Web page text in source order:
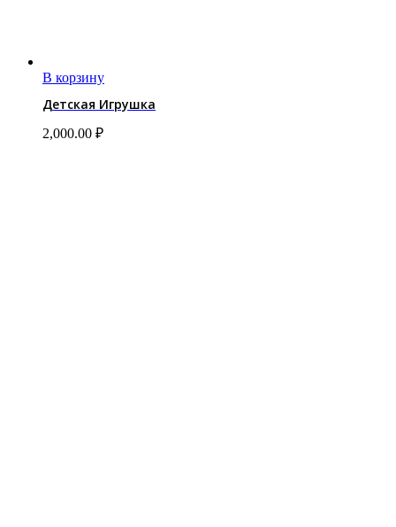
В корзину
Детская Игрушка
2,000.00 ₽